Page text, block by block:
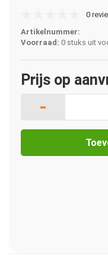
0
Artikelnummer:
Voorraad: 0 stuks uit
Prijs op
-